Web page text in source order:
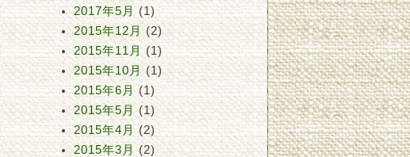
2017年5月 (1)
2015年12月(2)
2015年11月(1)
2015年10月(1)
2015年6月 (1)
2015年5月 (1)
2015年4月 (2)
2015年3月 (2)